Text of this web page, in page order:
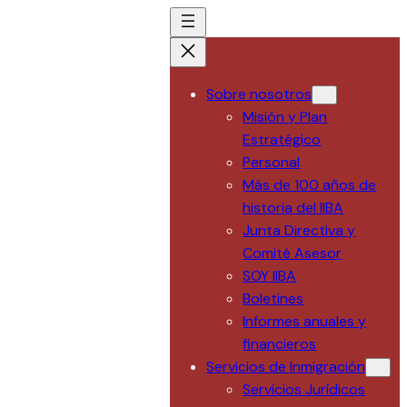
Sobre nosotros
Misión y Plan
Estratégico
Personal
Más de 100 años de
historia del IIBA
Junta Directiva y
Comité Asesor
SOY IIBA
Boletines
Informes anuales y
financieros
Servicios de Inmigración
Servicios Jurídicos